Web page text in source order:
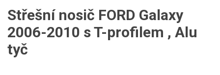
Střešní nosič FORD Galaxy
2006-2010 s T-profilem , Alu
tyč